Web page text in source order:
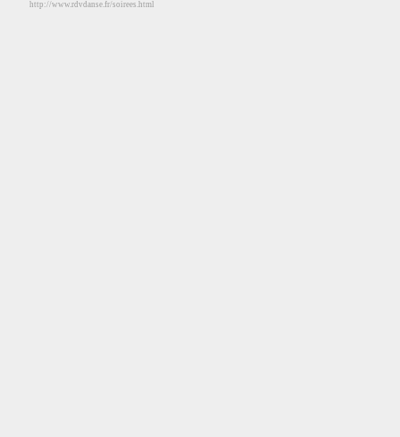
http://www.rdvdanse.fr/soirees.html